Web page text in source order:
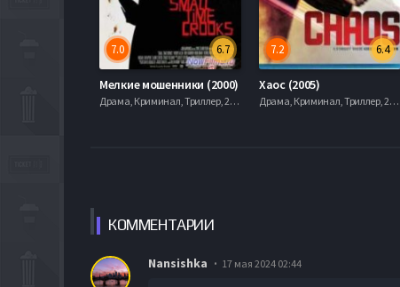
6.7
7.0
Мелкие мошенники (2000)
Драма, Криминал, Триллер, 2013, mobilen
6.4
7.2
Хаос (2005)
Драма, Криминал, Триллер, 2013, mobilen
КОММЕНТАРИИ
Nansishka 17 мая 2024 02:44